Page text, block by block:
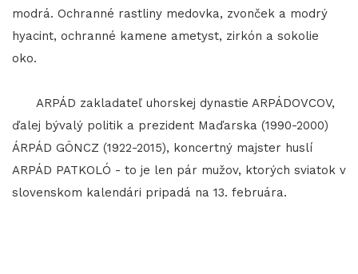
modrá. Ochranné rastliny medovka, zvonček a modrý
hyacint, ochranné kamene ametyst, zirkón a sokolie
oko.
ARPÁD zakladateľ uhorskej dynastie ARPÁDOVCOV,
ďalej bývalý politik a prezident Maďarska (1990-2000)
ÁRPÁD GÖNCZ (1922-2015), koncertný majster huslí
ARPÁD PATKOLÓ - to je len pár mužov, ktorých sviatok v
slovenskom kalendári pripadá na 13. februára.